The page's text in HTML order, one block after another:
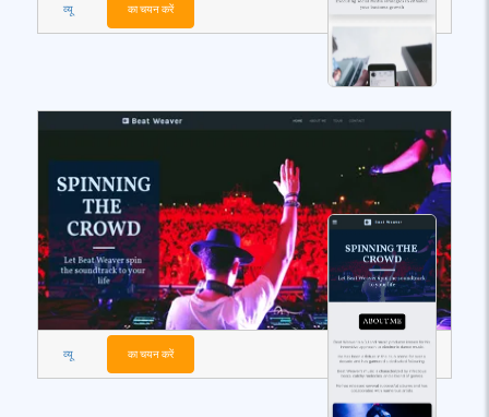
व्यू का चयन करें
व्यू का चयन करें